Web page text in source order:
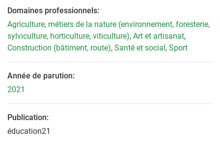
Domaines professionnels:
Agriculture, métiers de la nature (environnement, foresterie,
sylviculture, horticulture, viticulture), Art et artisanat,
Construction (bâtiment, route), Santé et social , Sport
Année de parution:
2021
Publication:
éducation21